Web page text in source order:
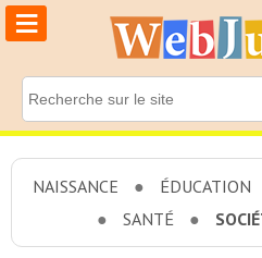
≡
NAISSANCE ÉDUCATION
SANTÉ